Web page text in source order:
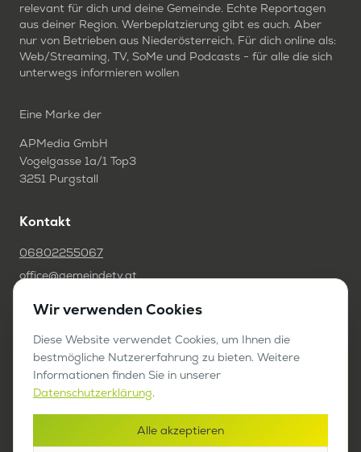
relevant für dich und deine Gemeinde. Echte Reportagen
aus deiner Region. Werbeplatzierung gibt es auch. Aber
nur von Betrieben aus Niederösterreich. Für dich online als:
Web/Streaming, TV, SoMe und Podcasts - für alle die sich
unterwegs informieren wollen
Eine Marke der
APMedia GmbH
Vogelgasse 1a/1 Top3
3251 Purgstall
Kontakt
06802255067
office@gemeindetv.at
FAQ
IMPRESSUM
DATENSCHUTZ
Werben auf GemeindeTV
Wir verwenden Cookies
Diese Website verwendet Cookies, um Ihnen die
bestmögliche Nutzererfahrung zu bieten. Weitere
Informationen finden Sie in unserer
Datenschutzerklärung.
Alle akzeptieren